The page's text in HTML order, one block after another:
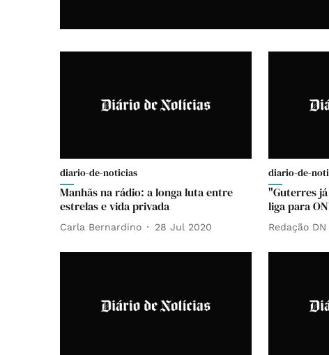
diario-de-noticias
Manhãs na rádio: a longa luta entre
estrelas e vida privada
Carla Bernardino 28 Jul 2020
diario-de-
"Guterres
liga para
Redação DN